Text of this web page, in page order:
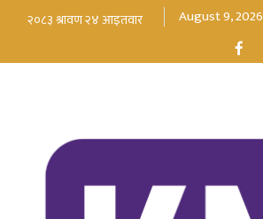
August 9, 2026